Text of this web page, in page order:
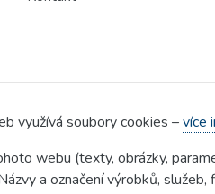
využívá soubory cookies –více
webu (texty, obrázky,
a označení výrobků,